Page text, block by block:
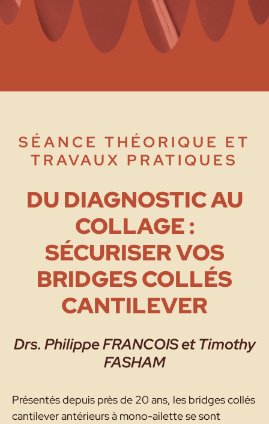
SÉANCE THÉORIQUE ET
TRAVAUX PRATIQUES
DU DIAGNOSTIC AU
COLLAGE :
SÉCURISER VOS
BRIDGES COLLÉS
CANTILEVER
Drs. Philippe FRANCOIS et Timothy
FASHAM
Présentés depuis près de 20 ans, les bridges collés
cantilever antérieurs à mono-ailette se sont